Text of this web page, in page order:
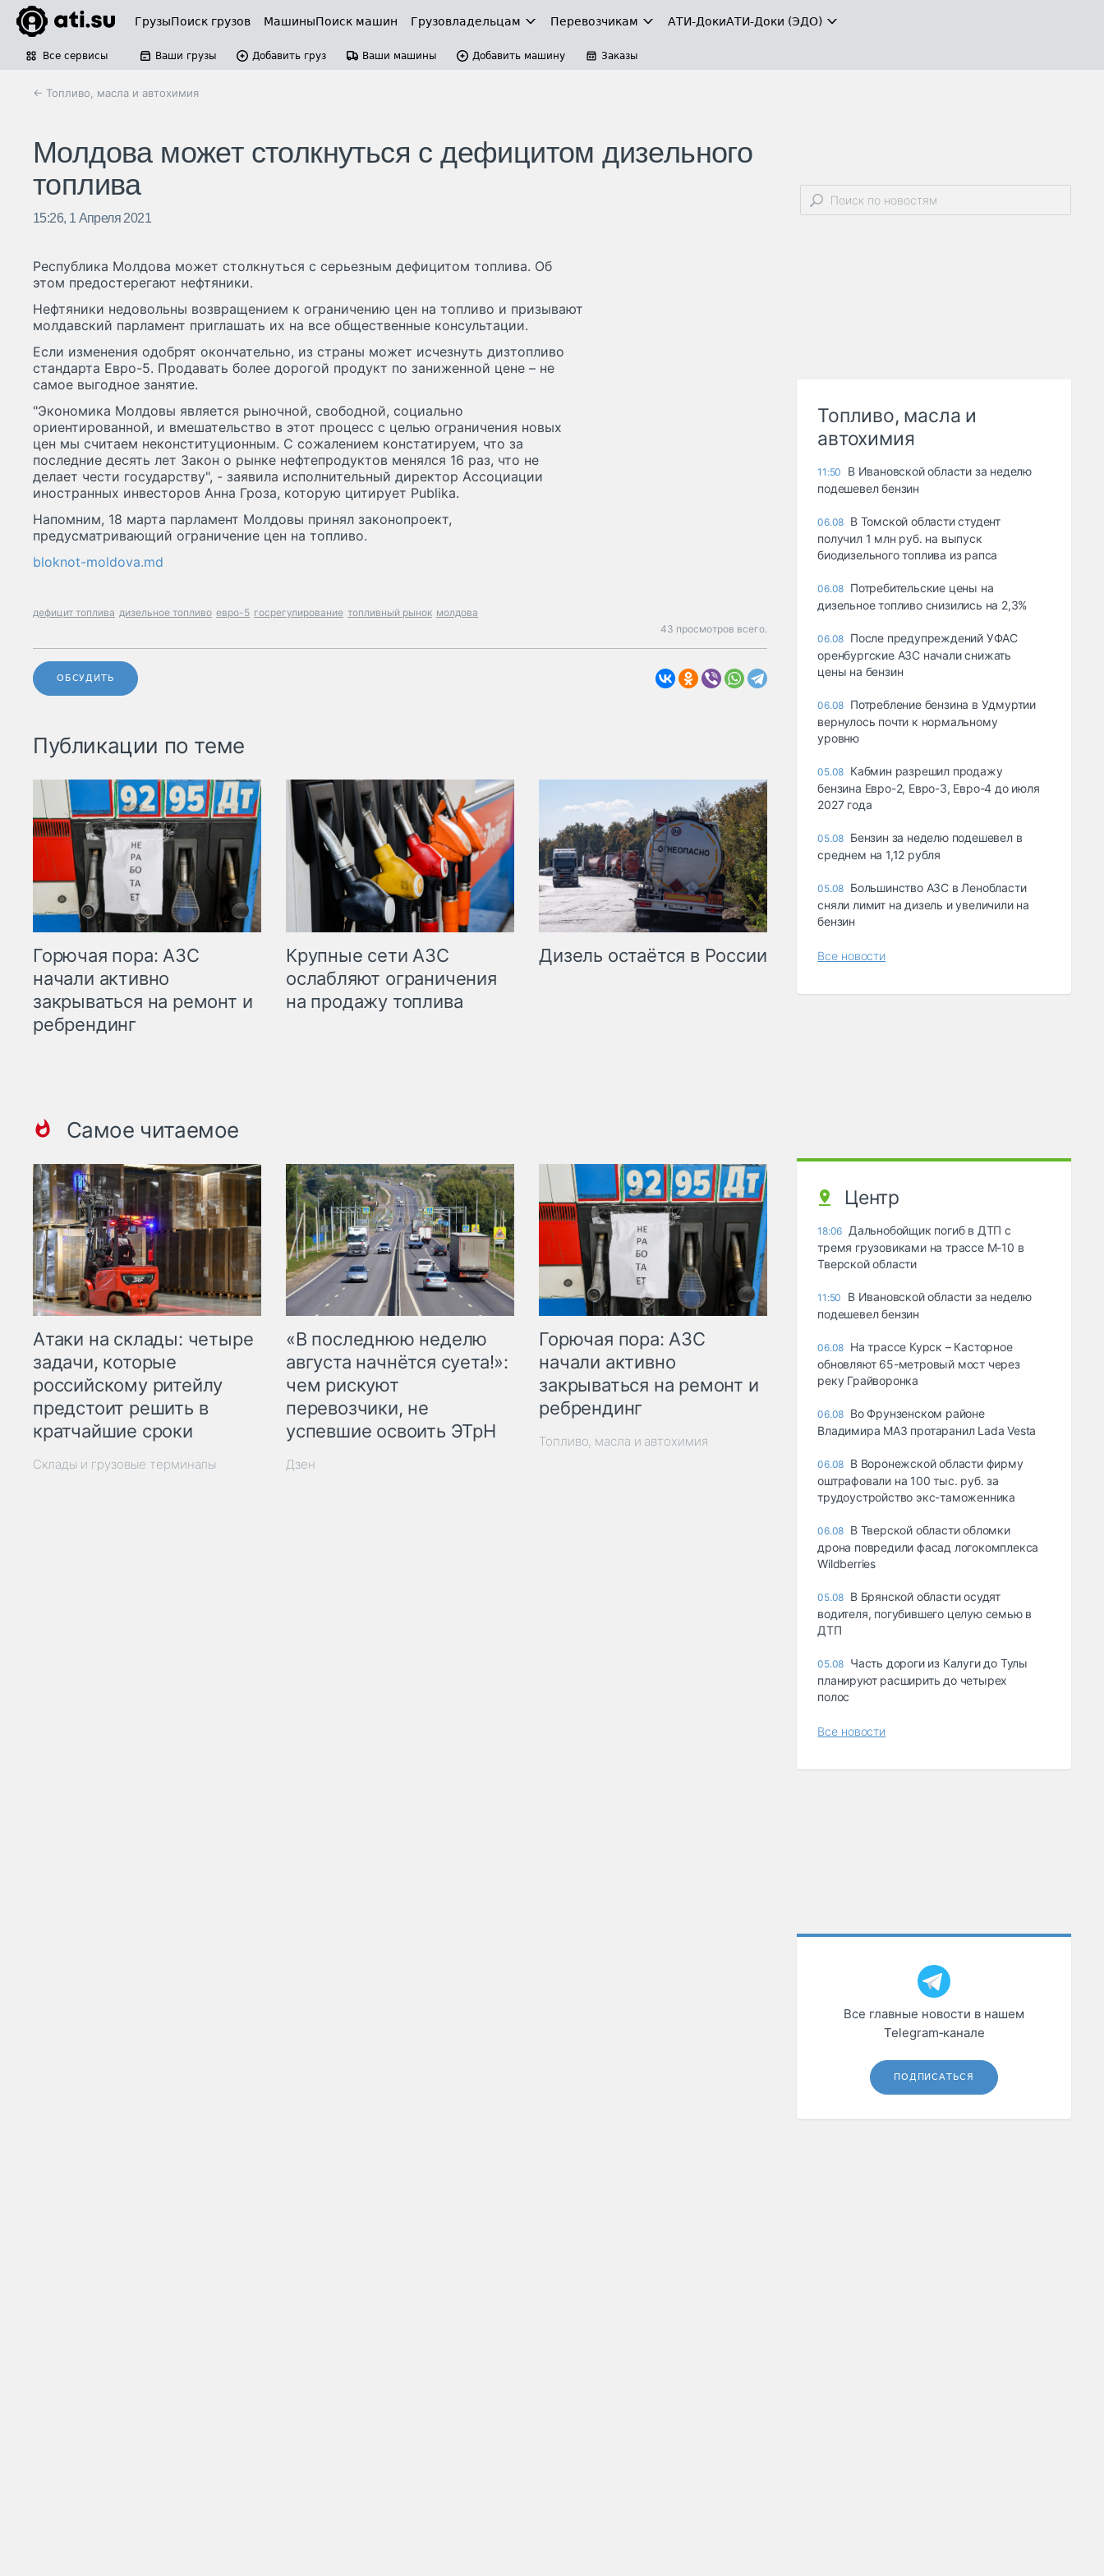
ГрузыПоиск грузов МашиныПоиск машин Грузовладельцам Перевозчикам АТИ-ДокиАТИ-Доки (ЭДО)
Все сервисы Ваши грузы Добавить груз Ваши машины Добавить машину Заказы
← Топливо, масла и автохимия
Молдова может столкнуться с дефицитом дизельного
топлива
15:26, 1 Апреля 2021
Республика Молдова может столкнуться с серьезным дефицитом топлива. Об
этом предостерегают нефтяники.
Нефтяники недовольны возвращением к ограничению цен на топливо и призывают
молдавский парламент приглашать их на все общественные консультации.
Если изменения одобрят окончательно, из страны может исчезнуть дизтопливо
стандарта Евро-5. Продавать более дорогой продукт по заниженной цене – не
самое выгодное занятие.
"Экономика Молдовы является рыночной, свободной, социально
ориентированной, и вмешательство в этот процесс с целью ограничения новых
цен мы считаем неконституционным. С сожалением констатируем, что за
последние десять лет Закон о рынке нефтепродуктов менялся 16 раз, что не
делает чести государству", - заявила исполнительный директор Ассоциации
иностранных инвесторов Анна Гроза, которую цитирует Publika.
Напомним, 18 марта парламент Молдовы принял законопроект,
предусматривающий ограничение цен на топливо.
bloknot-moldova.md
дефицит топлива дизельное топливо евро-5 госрегулирование топливный рынок молдова
43 просмотров всего.
ОБСУДИТЬ
Публикации по теме
Горючая пора: АЗС
начали активно
закрываться на ремонт и
ребрендинг
Крупные сети АЗС
ослабляют ограничения
на продажу топлива
Дизель остаётся в России
Самое читаемое
Атаки на склады: четыре
задачи, которые
российскому ритейлу
предстоит решить в
кратчайшие сроки
Склады и грузовые терминалы
«В последнюю неделю
августа начнётся суета!»:
чем рискуют
перевозчики, не
успевшие освоить ЭТрН
Дзен
Горючая пора: АЗС
начали активно
закрываться на ремонт и
ребрендинг
Топливо, масла и автохимия
Топливо, масла и
автохимия
11:50
В Ивановской области за неделю
подешевел бензин
06.08 В Томской области студент
получил 1 млн руб. на выпуск
биодизельного топлива из рапса
06.08 Потребительские цены на
дизельное топливо снизились на 2,3%
06.08 После предупреждений УФАС
оренбургские АЗС начали снижать
цены на бензин
06.08 Потребление бензина в Удмуртии
вернулось почти к нормальному
уровню
05.08 Кабмин разрешил продажу
бензина Евро-2, Евро-3, Евро-4 до июля
2027 года
05.08 Бензин за неделю подешевел в
среднем на 1,12 рубля
05.08 Большинство АЗС в Ленобласти
сняли лимит на дизель и увеличили на
бензин
Все новости
Центр
18:06 Дальнобойщик погиб в ДТП с
тремя грузовиками на трассе М-10 в
Тверской области
11:50
В Ивановской области за неделю
подешевел бензин
06.08 На трассе Курск – Касторное
обновляют 65-метровый мост через
реку Грайворонка
06.08 Во Фрунзенском районе
Владимира МАЗ протаранил Lada Vesta
06.08 В Воронежской области фирму
оштрафовали на 100 тыс. руб. за
трудоустройство экс-таможенника
06.08 В Тверской области обломки
дрона повредили фасад логокомплекса
Wildberries
05.08 В Брянской области осудят
водителя, погубившего целую семью в
ДТП
05.08 Часть дороги из Калуги до Тулы
планируют расширить до четырех
полос
Все новости
Все главные новости в нашем
Telegram‑канале
ПОДПИСАТЬСЯ